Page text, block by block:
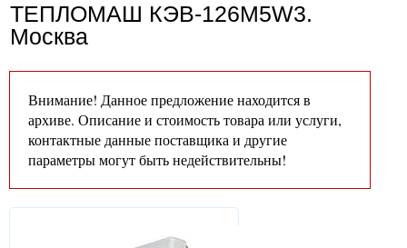
ТЕПЛОМАШ КЭВ-126M5W3.
Москва
Внимание! Данное предложение находится в
архиве. Описание и стоимость товара или услуги,
контактные данные поставщика и другие
параметры могут быть недействительны!